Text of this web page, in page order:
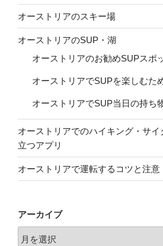
オーストリアのスキー場
オーストリアのSUP・湖
オーストリアのお勧めSUPスポ
オーストリアでSUPを楽しむた
オーストリアでSUP当日の持ち
オーストリアでのハイキング・サ
立つアプリ
オーストリアで運転するコツと注意
アーカイブ